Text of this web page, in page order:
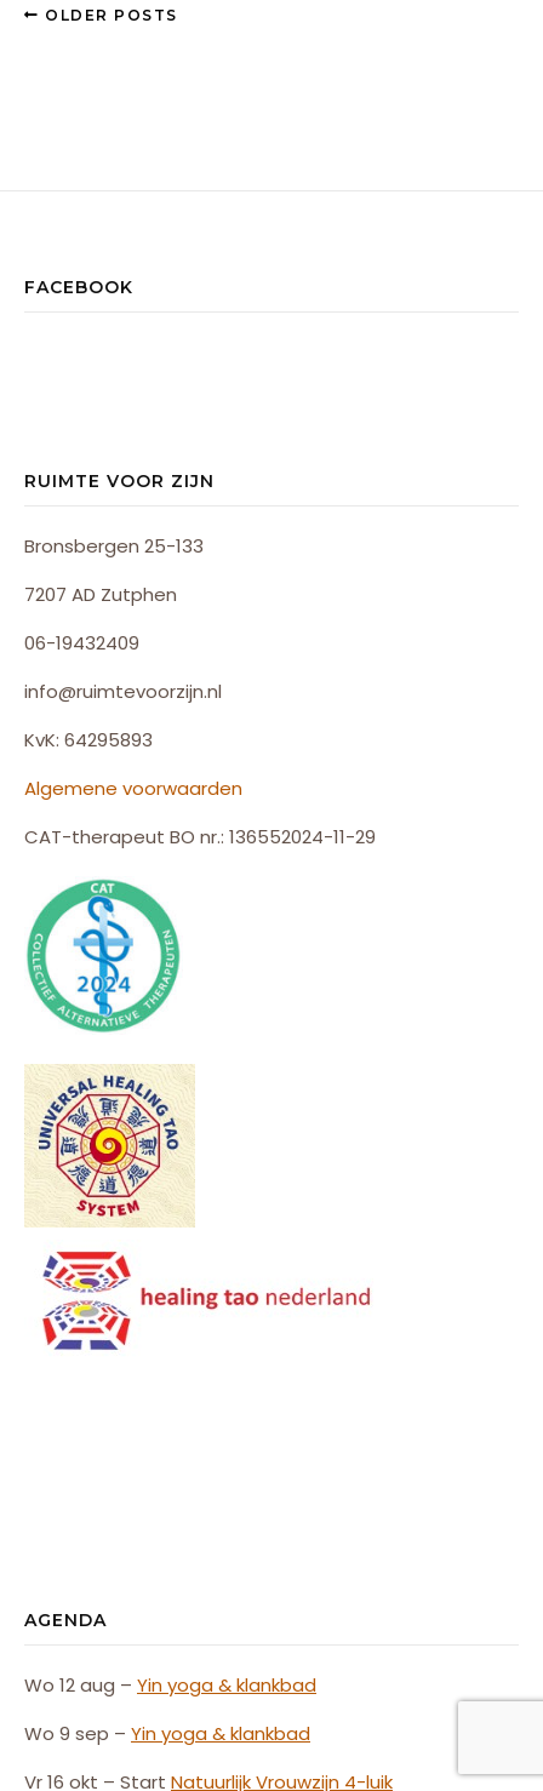
OLDER POSTS
FACEBOOK
RUIMTE VOOR ZIJN
Bronsbergen 25-133
7207 AD Zutphen
06-19432409
info@ruimtevoorzijn.nl
KvK: 64295893
Algemene voorwaarden
CAT-therapeut BO nr.: 136552024-11-29
AGENDA
Wo 12 aug – Yin yoga & klankbad
Wo 9 sep – Yin yoga & klankbad
Vr 16 okt – Start NatuurlijkVrouwzijn 4-luik